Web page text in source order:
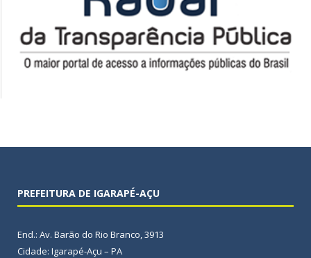
PREFEITURA DE IGARAPÉ-AÇU
End.: Av. Barão do Rio Branco, 3913
Cidade: Igarapé-Açu – PA